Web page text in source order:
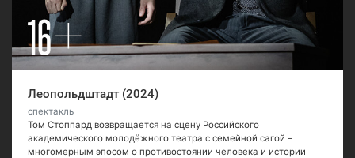
Леопольдштадт (2024)
спектакль
Том Стоппард возвращается на сцену Российского
академического молодёжного театра с семейной сагой –
многомерным эпосом о противостоянии человека и истории